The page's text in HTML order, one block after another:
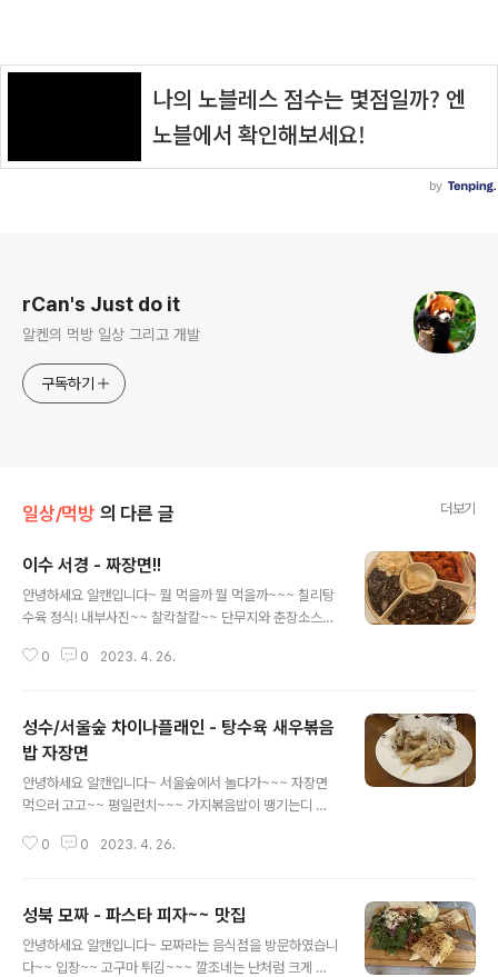
rCan's Just do it
알켄의 먹방 일상 그리고 개발
구독하기
일상/먹방 의 다른 글 더보기
이수 서경 - 짜장면!!
안녕하세요 알캔입니다~ 뭘 먹을까 뭘 먹을까~~~ 칠리탕
수육 정식! 내부사진~~ 찰칵찰칼~~ 단무지와 춘장소스~
리고기다리던 칠리탕수육정식!!! 탕수육 볶음밥 짜장면 군
0 0 2023. 4. 26.
성수/서울숲 차이나플래인 - 탕수육 새우볶음
밥 자장면
안녕하세요 알캔입니다~ 서울숲에서 놀다가~~~ 자장면
먹으러 고고~~ 평일런치~~~ 가지볶음밥이 땡기는디 ㅠ
요 요리기 맛있으니까~~자스민차~~ 아이가 있어서 물이
튀김을 하나 올려주셨어요~~ 그리고 자장면~~ 아들이 자
장면 먹고 싶다고 왔었는대 자장면 보다 탕수육과 볶음밥
으로 배를 채우네요~~ 내부사진도 손님 안계실때 찰칼찰
0 0 2023. 4. 26.
성북 모짜 - 파스타 피자~~ 맛집
안녕하세요 알캔입니다~ 모짜라는 음식점을 방문하였습니
다~~ 입장~~ 고구마 튀김~~~ 깔조네는 난처럼 크게 빵